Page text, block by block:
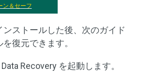
ン＆セーフ
ンストールした後、次のガイド
復元できます。
Recovery を起動します。